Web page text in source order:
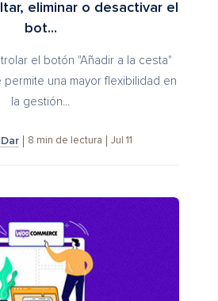
eliminar o desactivar el
bot...
el botón "Añadir a la cesta"
permite una mayor flexibilidad en
la gestión...
8 min de lectura Jul 11